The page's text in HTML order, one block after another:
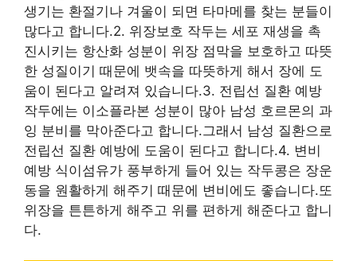
생기는 환절기나 겨울이 되면 타마메를 찾는 분들이
많다고 합니다.2. 위장보호 작두는 세포 재생을 촉
진시키는 항산화 성분이 위장 점막을 보호하고 따뜻
한 성질이기 때문에 뱃속을 따뜻하게 해서 장에 도
움이 된다고 알려져 있습니다.3. 전립선 질환 예방
작두에는 이소플라본 성분이 많아 남성 호르몬의 과
잉 분비를 막아준다고 합니다.그래서 남성 질환으로
전립선 질환 예방에 도움이 된다고 합니다.4. 변비
예방 식이섬유가 풍부하게 들어 있는 작두콩은 장운
동을 원활하게 해주기 때문에 변비에도 좋습니다.또
위장을 튼튼하게 해주고 위를 편하게 해준다고 합니
다.